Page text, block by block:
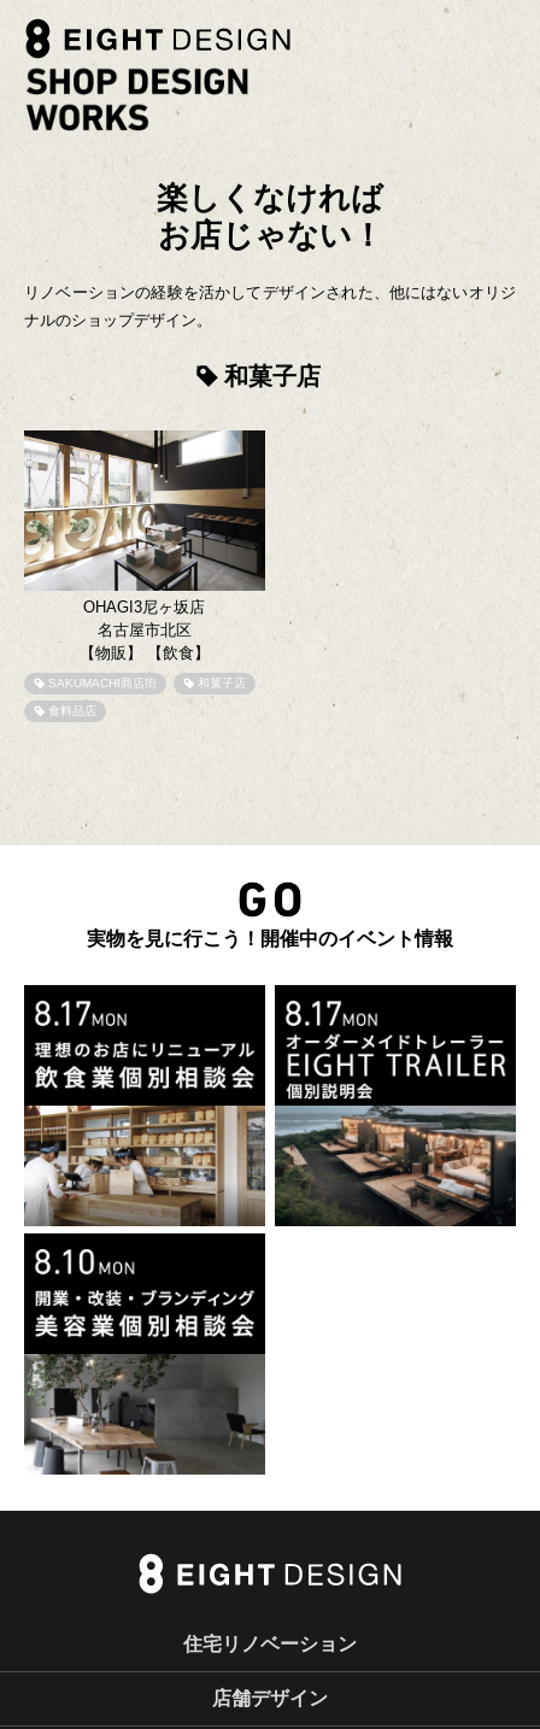
楽しくなければ
お店じゃない！
リノベーションの経験を活かしてデザインされた、他にはないオリジ
ナルのショップデザイン。
和菓子店
OHAGI3尼ヶ坂店
名古屋市北区
【物販】
【飲食】
SAKUMACHI商店街 和菓子店
食料品店
実物を見に行こう！開催中のイベント情報
住宅リノベーション
店舗デザイン